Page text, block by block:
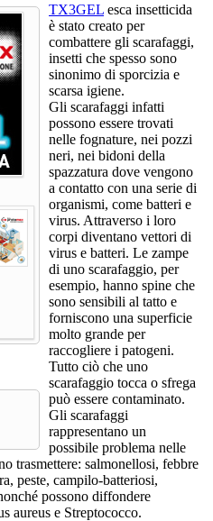
TX3GEL esca insetticida
è stato creato per
combattere gli scarafaggi,
insetti che spesso sono
sinonimo di sporcizia e
scarsa igiene.
Gli scarafaggi infatti
possono essere trovati
nelle fognature, nei pozzi
neri, nei bidoni della
spazzatura dove vengono
a contatto con una serie di
organismi, come batteri e
virus. Attraverso i loro
corpi diventano vettori di
virus e batteri. Le zampe
di uno scarafaggio, per
esempio, hanno spine che
sono sensibili al tatto e
forniscono una superficie
molto grande per
raccogliere i patogeni.
Tutto ciò che uno
scarafaggio tocca o sfrega
può essere contaminato.
Gli scarafaggi
rappresentano un
possibile problema nelle
trasmettere: salmonellosi, febbre
peste, campilo-batteriosi,
possono diffondere
aureus e Streptococco.